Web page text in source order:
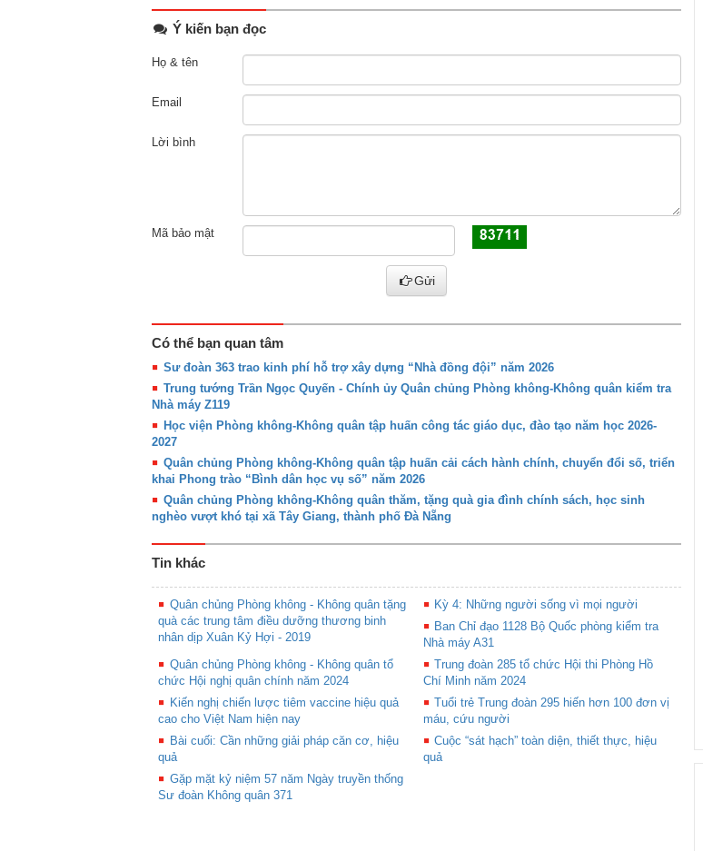
Ý kiến bạn đọc
Họ & tên
Email
Lời bình
Mã bảo mật
Gửi
Có thể bạn quan tâm
Sư đoàn 363 trao kinh phí hỗ trợ xây dựng “Nhà đồng đội” năm 2026
Trung tướng Trần Ngọc Quyến - Chính ủy Quân chủng Phòng không-Không quân kiểm tra
Nhà máy Z119
Học viện Phòng không-Không quân tập huấn công tác giáo dục, đào tạo năm học 2026-
2027
Quân chủng Phòng không-Không quân tập huấn cải cách hành chính, chuyển đổi số, triển
khai Phong trào “Bình dân học vụ số” năm 2026
Quân chủng Phòng không-Không quân thăm, tặng quà gia đình chính sách, học sinh
nghèo vượt khó tại xã Tây Giang, thành phố Đà Nẵng
Tin khác
Quân chủng Phòng không - Không quân tặng
quà các trung tâm điều dưỡng thương binh
nhân dịp Xuân Kỷ Hợi - 2019
Kỳ 4: Những người sống vì mọi người
Ban Chỉ đạo 1128 Bộ Quốc phòng kiểm tra
Nhà máy A31
Quân chủng Phòng không - Không quân tổ
chức Hội nghị quân chính năm 2024
Trung đoàn 285 tổ chức Hội thi Phòng Hồ
Chí Minh năm 2024
Kiến nghị chiến lược tiêm vaccine hiệu quả
cao cho Việt Nam hiện nay
Tuổi trẻ Trung đoàn 295 hiến hơn 100 đơn vị
máu, cứu người
Bài cuối: Cần những giải pháp căn cơ, hiệu
quả
Cuộc “sát hạch” toàn diện, thiết thực, hiệu
quả
Gặp mặt kỷ niệm 57 năm Ngày truyền thống
Sư đoàn Không quân 371